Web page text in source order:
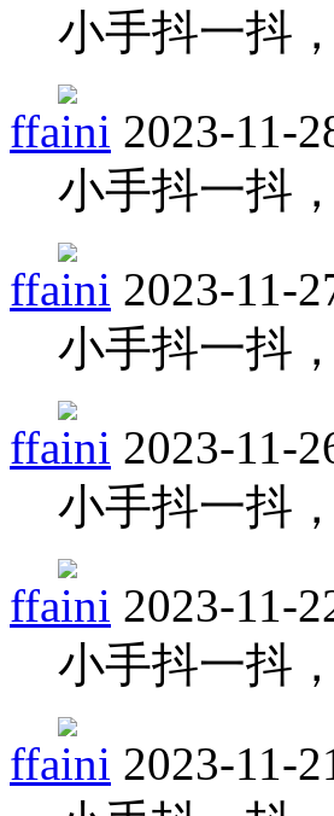
小手抖一抖
ffaini 2023-11-
小手抖一抖
ffaini 2023-11-
小手抖一抖
ffaini 2023-11-
小手抖一抖
ffaini 2023-11-
小手抖一抖
ffaini 2023-11-